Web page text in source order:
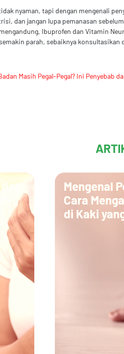
nyaman, tapi dengan mengenali
dan jangan lupa pemanasan
Ibuprofen dan Vitamin
parah, sebaiknya
Masih Pegal-Pegal? Ini Penyebab
dan
Mengenal
Cara
di Kaki